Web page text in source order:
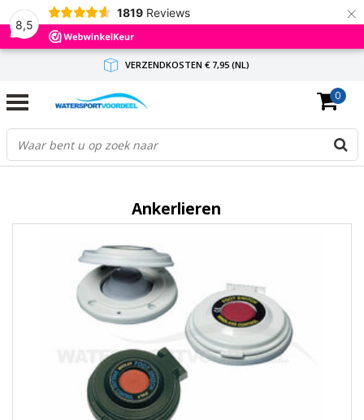
8,5
1819 Reviews ×
VERZENDKOSTEN € 7,95 (NL)
GRATIS VERZENDING(NL) VANAF € 65,-
BINNEN 1-3 WERKDAGEN ANTWOORD
0
Ankerlieren